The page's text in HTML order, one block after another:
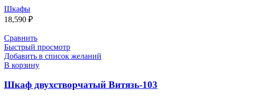
Шкафы
18,590 ₽
Сравнить
Быстрый просмотр
Добавить в список желаний
В корзину
Шкаф двухстворчатый Витязь-103